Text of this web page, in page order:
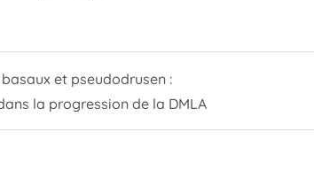
et pseudodrusen :
la progression de la DMLA